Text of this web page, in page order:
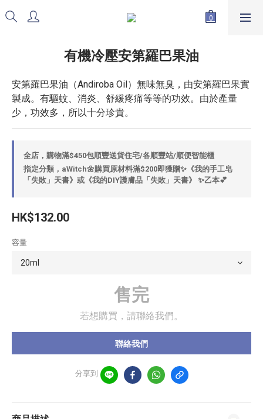
有機冷壓安第羅巴果油
安第羅巴果油（Andiroba Oil）無味無臭，由安第羅巴果實
製成。有驅蚊、消炎、舒緩疼痛等等的功效。由於產量
少，功效多，所以十分珍貴。
全店，購物滿$450包順豐送貨住宅/各順豐站/順便智能櫃
指定分類，aWitch🌼購買原材料滿$200即獲贈✨《我的手工皂
「失敗」天書》或《我的DIY護膚品「失敗」天書》 ✨乙本💕
HK$132.00
容量
售完
若想購買，請聯絡我們。
聯絡我們
分享到